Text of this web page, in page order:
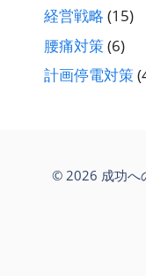
経営戦略 (15)
腰痛対策 (6)
計画停電対策
© 2026 成功へ